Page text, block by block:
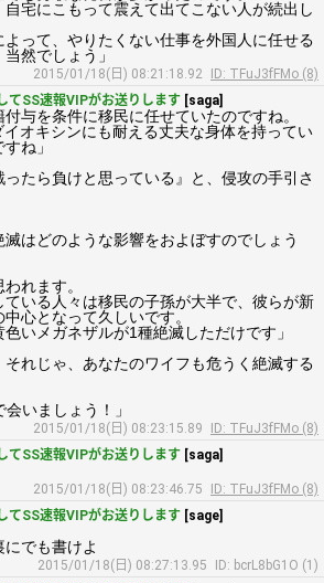
宅にこもって震えて出てこない人が続出し
って、やりたくない仕事を外国人に任せる
然でしょう」
2015/01/18(日) 08:21:18.92
ID: TFuJ3fFMo (8)
てSS速報VIPがお送りします [saga]
与を条件に移民に任せていたのですね。
オキシンにも耐える丈夫な身体を持ってい
ね」
たら負けと思っている』と、侵攻の手引さ
はどのような影響をおよぼすのでしょう
れます。
いる人々は移民の子孫が大半で、彼らが新
心となって久しいです。
いメガネザルが1種絶滅しただけです」
れじゃ、あなたのワイフも危うく絶滅する
いましょう！」
2015/01/18(日) 08:23:15.89
ID: TFuJ3fFMo (8)
てSS速報VIPがお送りします [saga]
2015/01/18(日) 08:23:46.75
ID: TFuJ3fFMo (8)
てSS速報VIPがお送りします [sage]
でも書けよ
2015/01/18(日) 08:27:13.95
ID: bcrL8bG1O (1)